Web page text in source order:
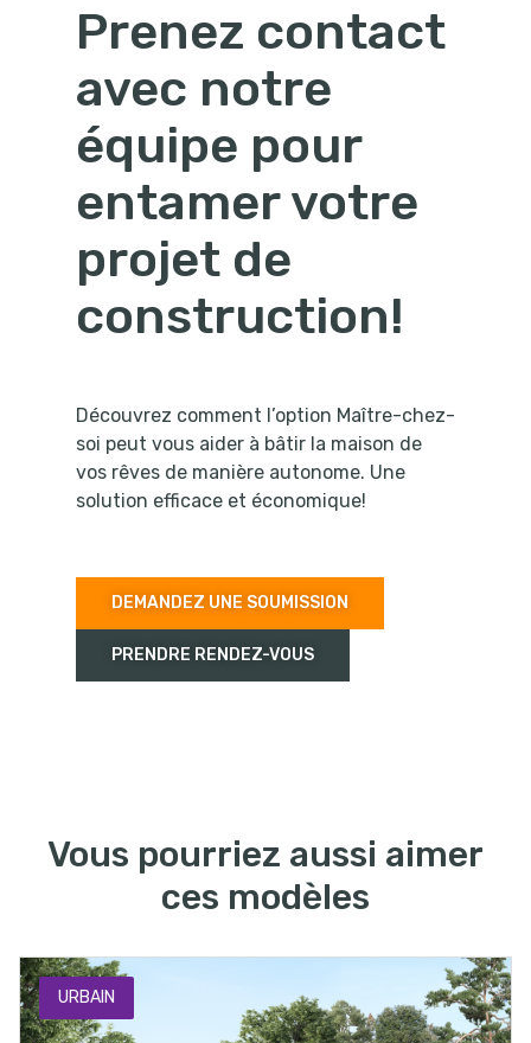
Prenez contact
avec notre
équipe pour
entamer votre
projet de
construction!
Découvrez comment l’option Maître-chez-
soi peut vous aider à bâtir la maison de
vos rêves de manière autonome. Une
solution efficace et économique!
DEMANDEZ UNE SOUMISSION
PRENDRE RENDEZ-VOUS
Vous pourriez aussi aimer
ces modèles
URBAIN